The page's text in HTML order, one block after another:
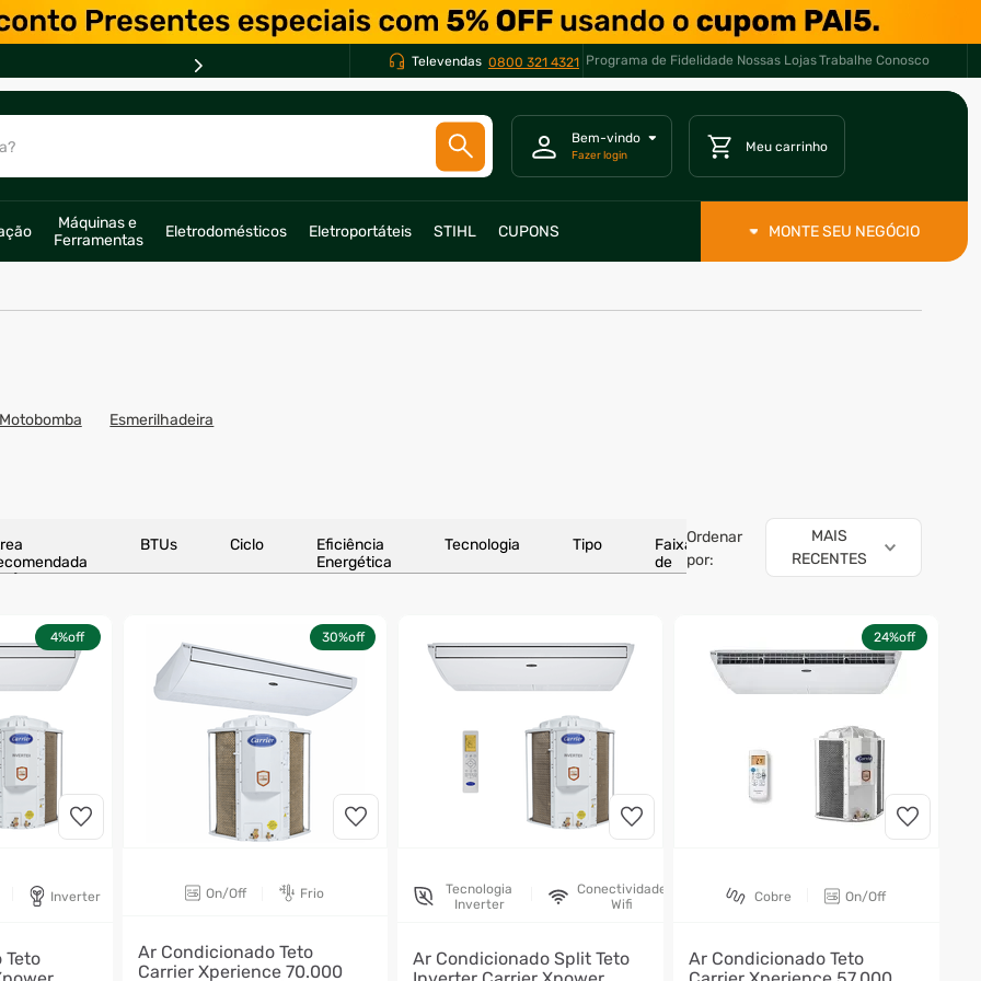
Televendas 0800 321 4321 Programa de Fidelidade Nossas LojasTrabalhe Conosco
Máquinas e
Ferramentas
Eletrodomésticos Eletroportáteis STIHL CUPONS MONTE SEU NEGÓCIO
Motobomba Esmerilhadeira
BTUs Ciclo
Eficiência
Energética
Tecnologia Tipo
Faixas
de
preço
Ordenar
por:
MAIS
RECENTES
4%off
Inverter
30%off
On/Off Frio
Ar Condicionado Teto
Carrier Xperience 70.000
Tecnologia
Inverter
Conectividade
Wifi
Ar Condicionado Split Teto
24%off
Cobre On/Off
Ar Condicionado Teto